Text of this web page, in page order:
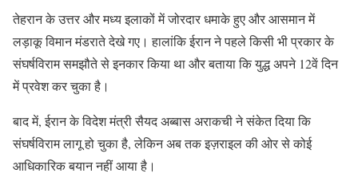
तेहरान के उत्तर और मध्य इलाकों में जोरदार धमाके हुए और आसमान में
लड़ाकू विमान मंडराते देखे गए। हालांकि ईरान ने पहले किसी भी प्रकार के
संघर्षविराम समझौते से इनकार किया था और बताया कि युद्ध अपने 12वें दिन
में प्रवेश कर चुका है।
बाद में, ईरान के विदेश मंत्री सैयद अब्बास अराकची ने संकेत दिया कि
संघर्षविराम लागू हो चुका है, लेकिन अब तक इज़राइल की ओर से कोई
आधिकारिक बयान नहीं आया है।